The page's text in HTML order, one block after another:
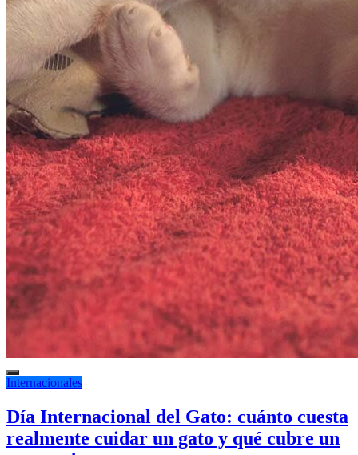
Internacionales
Día Internacional del Gato: cuánto cuesta
realmente cuidar un gato y qué cubre un